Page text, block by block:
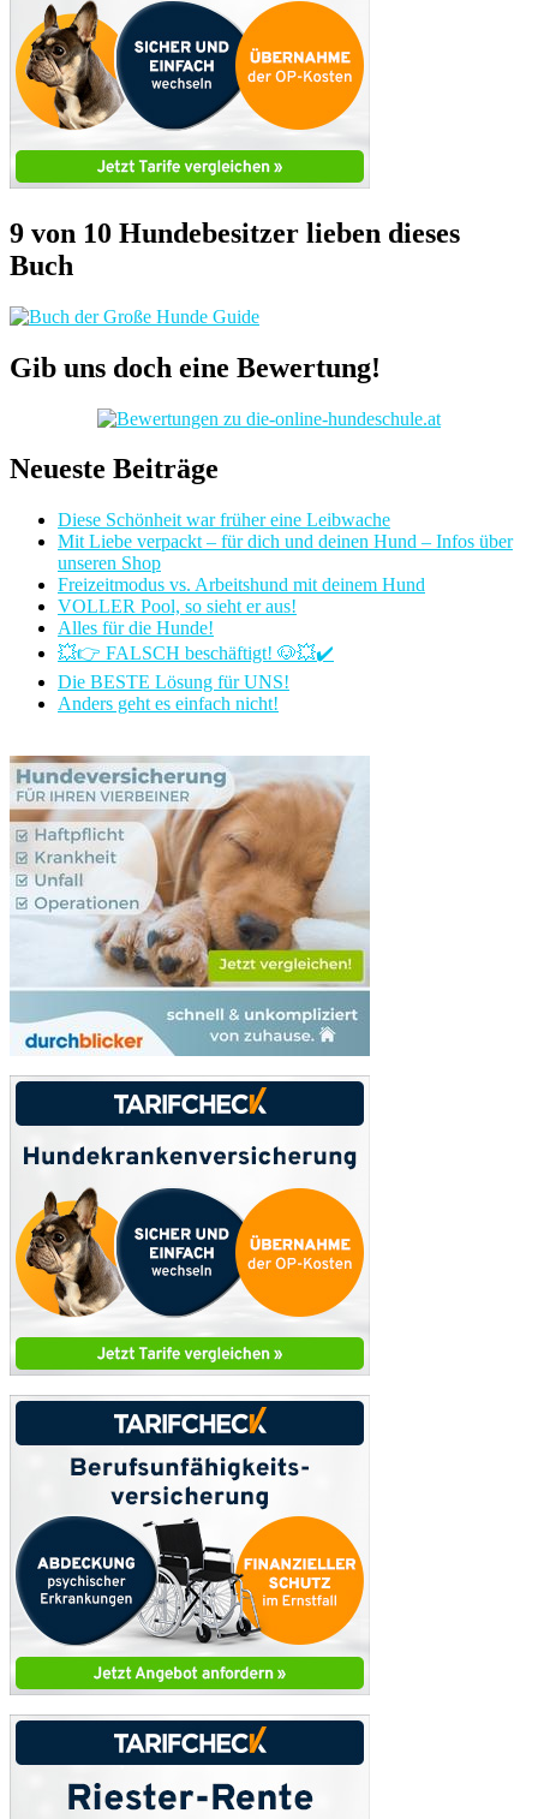
9 von 10 Hundebesitzer lieben dieses
Buch
Gib uns doch eine Bewertung!
Neueste Beiträge
Diese Schönheit war früher eine Leibwache
Mit Liebe verpackt – für dich und deinen Hund – Infos über
unseren Shop
Freizeitmodus vs. Arbeitshund mit deinem Hund
VOLLER Pool, so sieht er aus!
Alles für die Hunde!
💥👉 FALSCH beschäftigt! 🐶💥✔️
Die BESTE Lösung für UNS!
Anders geht es einfach nicht!